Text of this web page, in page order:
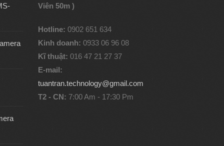
Viên 50m )
Hotline: 0902 651 634
Kinh doanh: 0933 06 96 08
Kĩ thuật: 016 47 21 27 37
E-mail:
tuantran.technology@gmail.com
T2 - CN: 7:00 Am - 17:30 Pm